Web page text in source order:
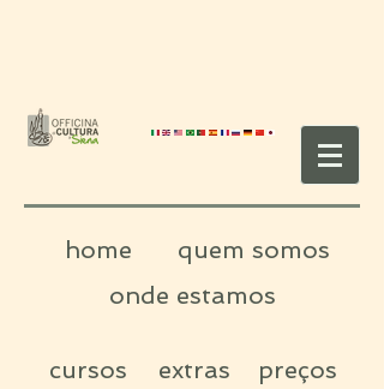
home
quem somos
onde estamos
cursos extras
preços